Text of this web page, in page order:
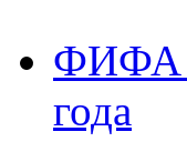
ФИФА
года